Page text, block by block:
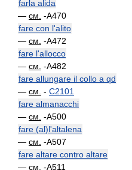
farla alida
— см. -A470
fare con l'alito
— см. -A472
fare l'allocco
— см. -A482
fare allungare il collo a qd
— см. - C2101
fare almanacchi
— см. -A500
fare (al)l'altalena
— см. -A507
fare altare contro altare
— см. -A511